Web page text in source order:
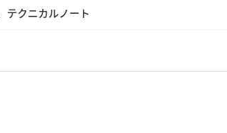
テクニカルノート